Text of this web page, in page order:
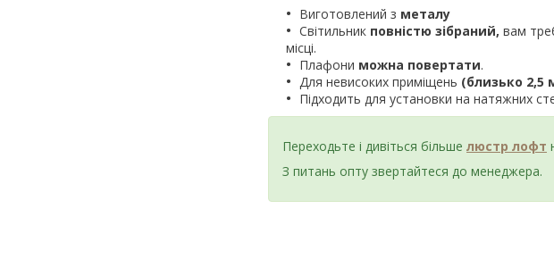
Виготовлений з металу
Світильник повністю зібраний, вам
місці.
Плафони можна повертати.
Для невисоких приміщень (близько 2,5
Підходить для установки на натяжних
Переходьте і дивіться більше люстр лофт
З питань опту звертайтеся до менеджера.